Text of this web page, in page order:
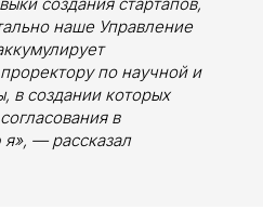
создания стартапов,
наше Управление
по научной и
в создании которых
в
— рассказал